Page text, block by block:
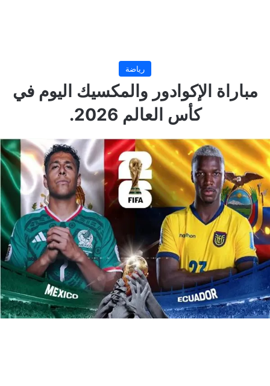
رياضة
مباراة الإكوادور والمكسيك اليوم في
كأس العالم 2026.